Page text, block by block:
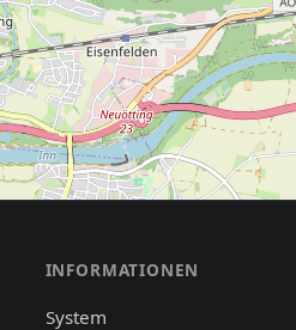
INFORMATIONEN
System